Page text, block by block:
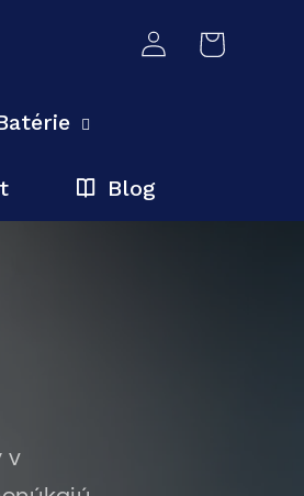
Blog
Prihlásiť
Košík
v